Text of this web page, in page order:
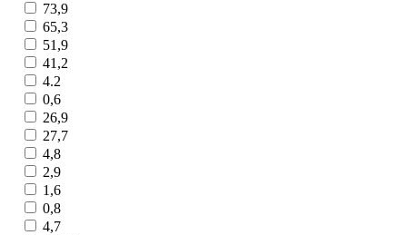
73,9
65,3
51,9
41,2
4.2
0,6
26,9
27,7
4,8
2,9
1,6
0,8
4,7